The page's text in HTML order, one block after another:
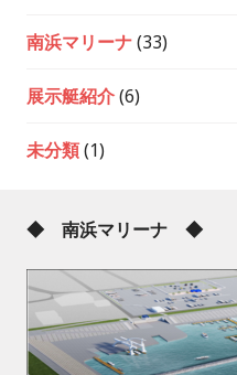
南浜マリーナ(33)
展示艇紹介(6)
未分類(1)
◆ 南浜マリーナ ◆